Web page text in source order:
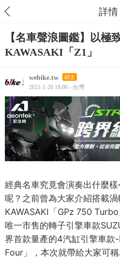
詳情
【名車聲浪圖鑑】以極
KAWASAKI「Z1」
webike.tw 碩士
2021-1-20 18:00 - 台灣
經典名車究竟會演奏出什麼
呢？之前曾為大家介紹搭載
KAWASAKI「GPz 750
唯一市售的轉子引擎車款
界首款量產的4汽缸引擎車款
Four」，本次就帶給大家可